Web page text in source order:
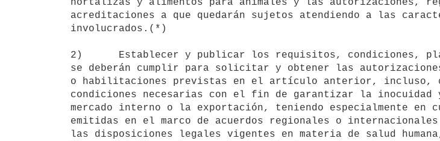
acreditaciones a que quedarán sujetos atendiendo a las
involucrados.(*)
2)      Establecer y publicar los requisitos, condiciones,
se deberán cumplir para solicitar y obtener las
o habilitaciones previstas en el artículo anterior, incluso,
condiciones necesarias con el fin de garantizar la
mercado interno o la exportación, teniendo especialmente en
emitidas en el marco de acuerdos regionales o
las disposiciones legales vigentes en materia de salud